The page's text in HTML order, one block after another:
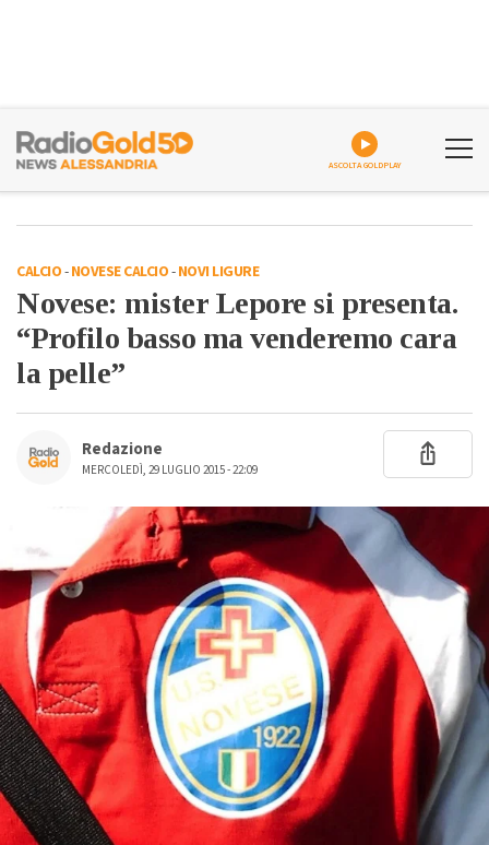
ASCOLTA GOLDPLAY
CALCIO-NOVESE CALCIO-NOVI LIGURE
Novese: mister Lepore si presenta.
“Profilo basso ma venderemo cara
la pelle”
Redazione
MERCOLEDÌ, 29 LUGLIO 2015 - 22:09